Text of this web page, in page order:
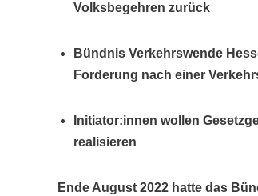
Volksbegehren zurück
Bündnis Verkehrswende
Forderung nach einer
Initiator:innen wollen
realisieren
Ende August 2022 hatte das